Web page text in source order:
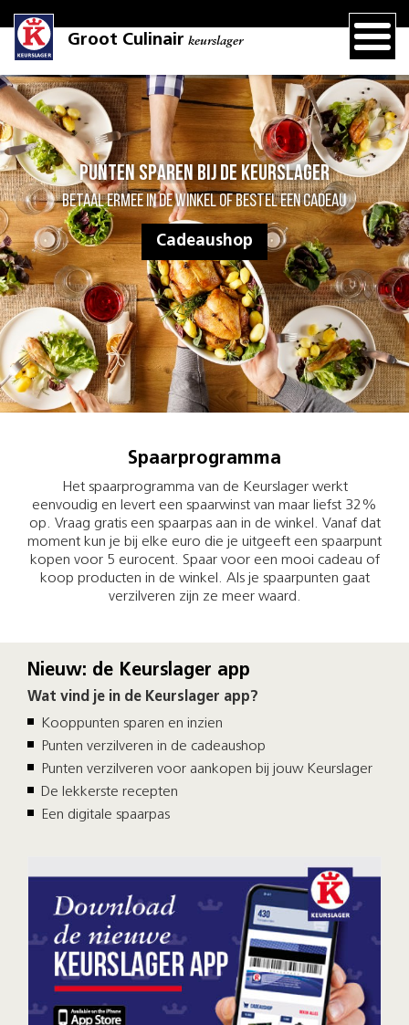
Groot Culinair keurslager
Punten sparen bij de Keurslager
Betaal ermee in de winkel of bestel een cadeau
Cadeaushop
Spaarprogramma
Het spaarprogramma van de Keurslager werkt
eenvoudig en levert een spaarwinst van maar liefst 32%
op. Vraag gratis een spaarpas aan in de winkel. Vanaf dat
moment kun je bij elke euro die je uitgeeft een spaarpunt
kopen voor 5 eurocent. Spaar voor een mooi cadeau of
koop producten in de winkel. Als je spaarpunten gaat
verzilveren zijn ze meer waard.
Nieuw: de Keurslager app
Wat vind je in de Keurslager app?
Kooppunten sparen en inzien
Punten verzilveren in de cadeaushop
Punten verzilveren voor aankopen bij jouw Keurslager
De lekkerste recepten
Een digitale spaarpas